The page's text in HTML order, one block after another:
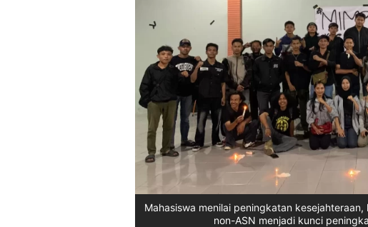
Mahasiswa menilai peningkatan
non-ASN menjadi kunci